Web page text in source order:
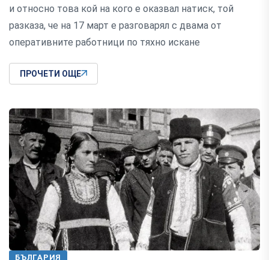
и относно това кой на кого е оказвал натиск, той
разказа, че на 17 март е разговарял с двама от
оперативните работници по тяхно искане
ПРОЧЕТИ ОЩЕ
БЪЛГАРИЯ